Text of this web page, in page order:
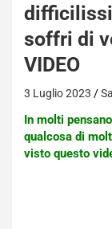
soffri di
VIDEO
3 Luglio 2023
In molti
qualcosa di
visto questo